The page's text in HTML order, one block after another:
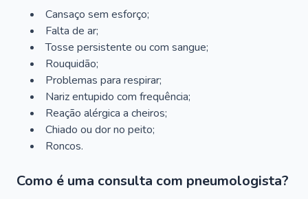
Cansaço sem esforço;
Falta de ar;
Tosse persistente ou com sangue;
Rouquidão;
Problemas para respirar;
Nariz entupido com frequência;
Reação alérgica a cheiros;
Chiado ou dor no peito;
Roncos.
Como é uma consulta com pneumologista?